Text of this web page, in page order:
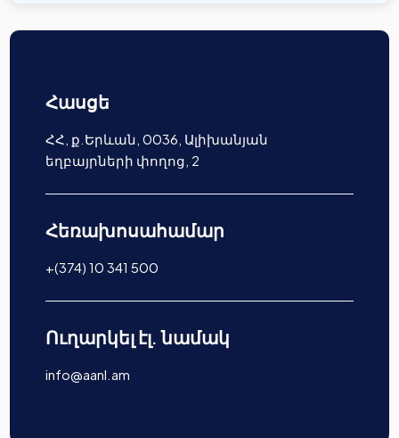
Հասցե
ՀՀ, ք.Երևան, 0036, Ալիխանյան
եղբայրների փողոց, 2
Հեռախոսահամար
+(374) 10 341 500
Ուղարկել էլ. նամակ
info@aanl.am